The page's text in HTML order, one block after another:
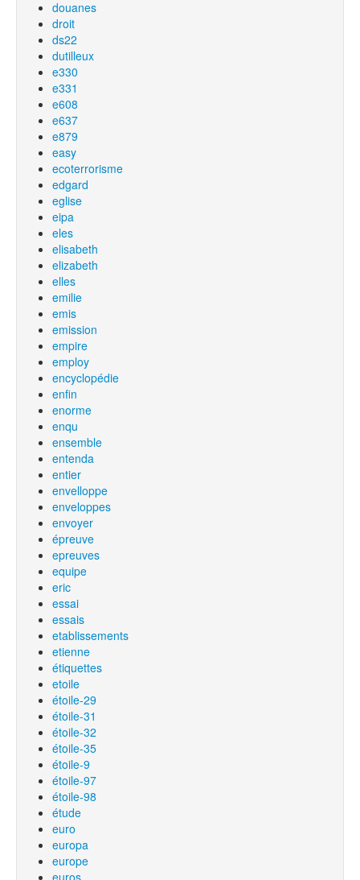
douanes
droit
ds22
dutilleux
e330
e331
e608
e637
e879
easy
ecoterrorisme
edgard
eglise
eipa
eles
elisabeth
elizabeth
elles
emilie
emis
emission
empire
employ
encyclopédie
enfin
enorme
enqu
ensemble
entenda
entier
envelloppe
enveloppes
envoyer
épreuve
epreuves
equipe
eric
essai
essais
etablissements
etienne
étiquettes
etoile
étoile-29
étoile-31
étoile-32
étoile-35
étoile-9
étoile-97
étoile-98
étude
euro
europa
europe
euros